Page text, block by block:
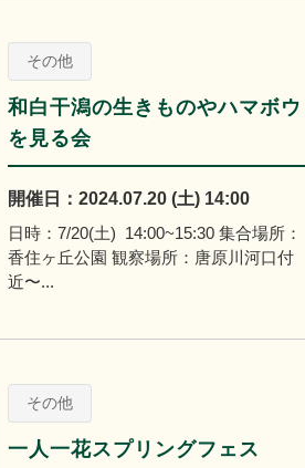
その他
和白干潟の生きものやハマボウ
を見る会
開催日：2024.07.20 (土) 14:00
日時：7/20(土) 14:00~15:30 集合場所：
香住ヶ丘公園 観察場所：唐原川河口付
近〜...
その他
一人一花スプリングフェス